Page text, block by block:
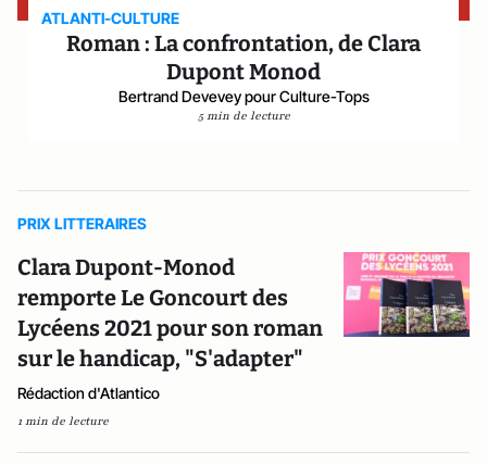
ATLANTI-CULTURE
Roman : La confrontation, de Clara
Dupont Monod
Bertrand Devevey pour Culture-Tops
5 min de lecture
PRIX LITTERAIRES
Clara Dupont-Monod
remporte Le Goncourt des
Lycéens 2021 pour son roman
sur le handicap, "S'adapter"
Rédaction d'Atlantico
1 min de lecture